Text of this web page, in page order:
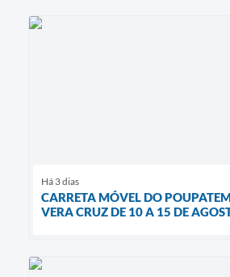
Há 3 dias
CARRETA MÓVEL DO
VERA CRUZ DE 10 A 15 DE